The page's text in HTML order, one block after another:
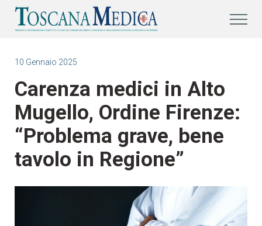
10 Gennaio 2025
Carenza medici in Alto
Mugello, Ordine Firenze:
“Problema grave, bene
tavolo in Regione”